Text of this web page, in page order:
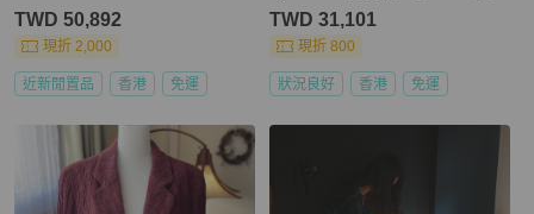
TWD 50,892
現折 2,000
近新閒置品 香港 免運
型襟章🎁
TWD 31,101
現折 800
狀況良好 香港 免運